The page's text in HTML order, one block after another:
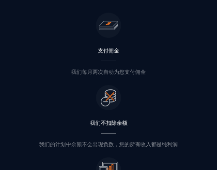
支付佣金
我们每月两次自动为您支付佣金
我们不扣除余额
我们的计划中余额不会出现负数，您的所有收入都是纯利润